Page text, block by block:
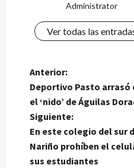
Administrator
Ver todas las
N
a
v
e
Anterior:
Deportivo Pasto arrasó
el ‘nido’ de Águilas
Siguiente:
En este colegio del sur
Nariño prohíben el
sus estudiantes